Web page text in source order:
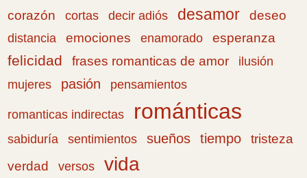
corazón
cortas decir adiós desamor deseo
distancia emociones enamorado esperanza
felicidad frases romanticas de amor
ilusión
mujeres
pasión pensamientos
romanticas indirectas románticas
sabiduría sentimientos sueños tiempo
tristeza
verdad
versos vida